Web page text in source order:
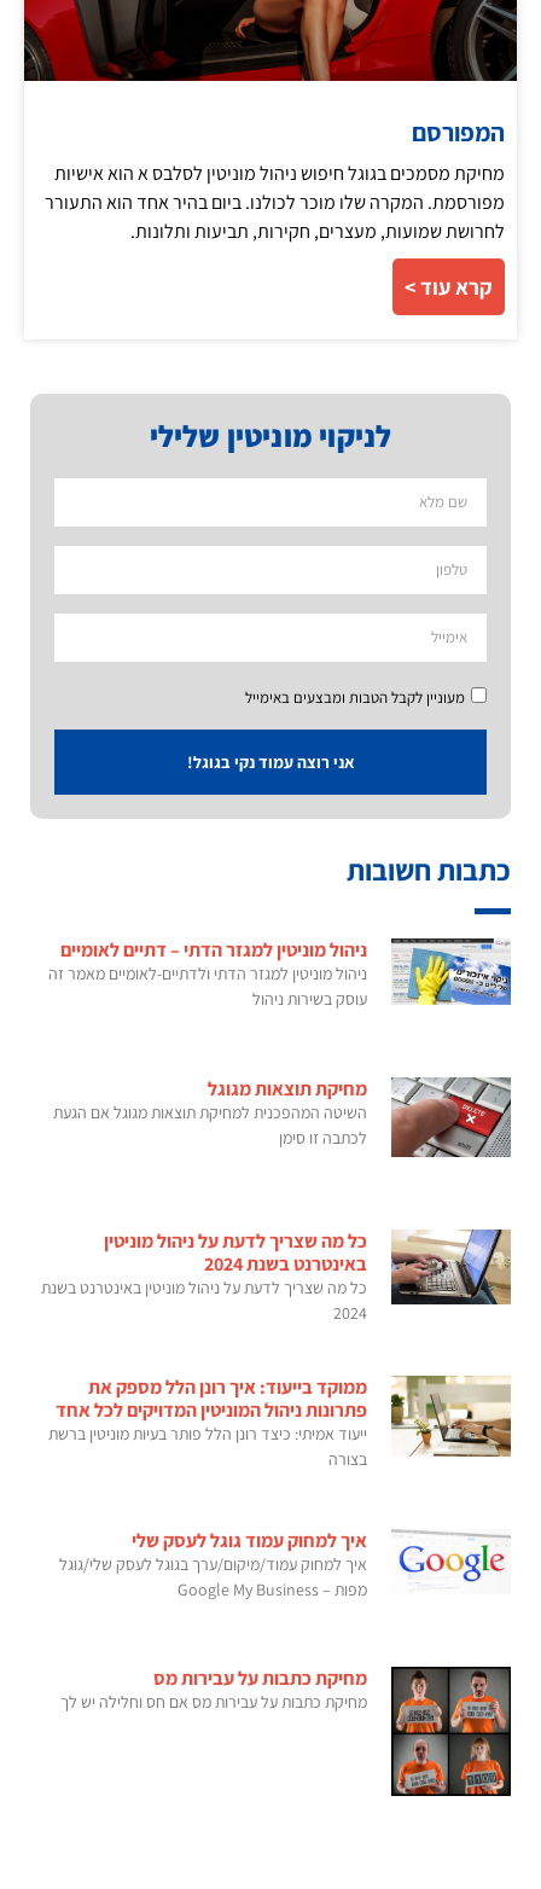
לניקוי מוניטין שלילי
מעוניין לקבל הטבות ומבצעים באימייל
אני רוצה עמוד נקי בגוגל!
כתבות חשובות
ניהול מוניטין למגזר הדתי – דתיים לאומיים
ניהול מוניטין למגזר הדתי ולדתיים-לאומיים מאמר זה
עוסק בשירות ניהול
מחיקת תוצאות מגוגל
השיטה המהפכנית למחיקת תוצאות מגוגל אם הגעת
לכתבה זו סימן
כל מה שצריך לדעת על ניהול מוניטין
באינטרנט בשנת 2024
כל מה שצריך לדעת על ניהול מוניטין באינטרנט בשנת
2024
ממוקד בייעוד: איך רונן הלל מספק את
פתרונות ניהול המוניטין המדויקים לכל אחד
ייעוד אמיתי: כיצד רונן הלל פותר בעיות מוניטין ברשת
בצורה
איך למחוק עמוד גוגל לעסק שלי
איך למחוק עמוד/מיקום/ערך בגוגל לעסק שלי/גוגל
מפות – Google My Business
מחיקת כתבות על עבירות מס
מחיקת כתבות על עבירות מס אם חס וחלילה יש לך
המפורסם
מחיקת מסמכים בגוגל חיפוש ניהול מוניטין לסלבס א הוא אישיות
מפורסמת. המקרה שלו מוכר לכולנו. ביום בהיר אחד הוא התעורר
לחרושת שמועות, מעצרים, חקירות, תביעות ותלונות.
קרא עוד >